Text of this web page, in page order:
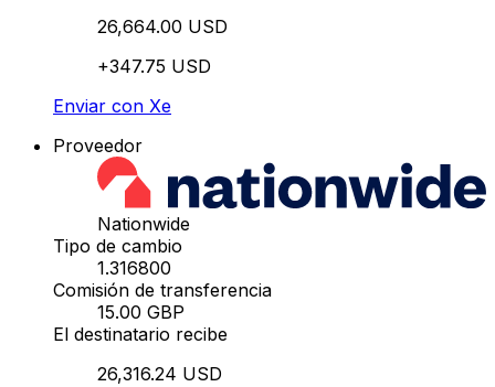
26,664.00 USD
+347.75 USD
Enviar con Xe
Proveedor
Nationwide
Tipo de cambio
1.316800
Comisión de transferencia
15.00 GBP
El destinatario recibe
26,316.24 USD